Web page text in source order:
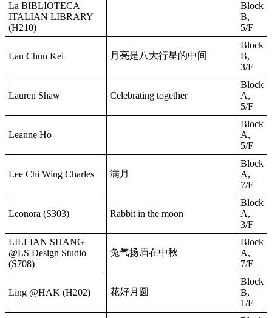
La BIBLIOTECA
ITALIAN LIBRARY
(H210)
Block
B,
5/F
Lau Chun Kei 月亮是八大行星的中间
Block
B,
3/F
Lauren Shaw Celebrating together
Block
A,
5/F
Leanne Ho
Block
A,
5/F
Lee Chi Wing Charles 满月
Block
A,
7/F
Leonora (S303) Rabbit in the moon
Block
A,
3/F
LILLIAN SHANG
@LS Design Studio
(S708)
兔气扬眉在中秋
Block
A,
7/F
Ling @HAK (H202) 花好月圆
Block
B,
1/F